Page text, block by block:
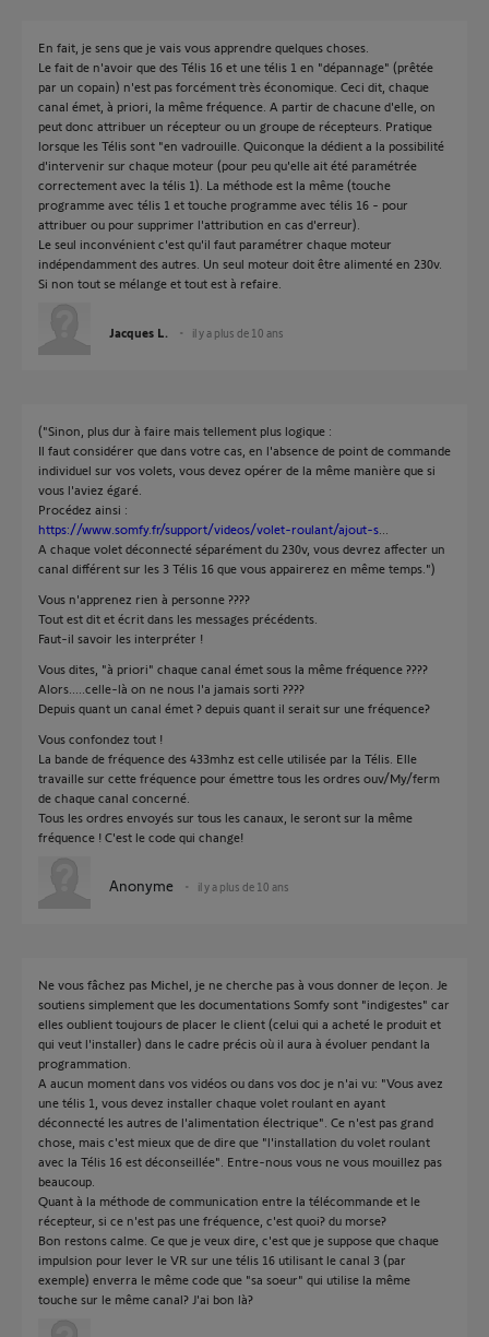
En fait, je sens que je vais vous apprendre quelques choses.
Le fait de n'avoir que des Télis 16 et une télis 1 en "dépannage" (prêtée
par un copain) n'est pas forcément très économique. Ceci dit, chaque
canal émet, à priori, la même fréquence. A partir de chacune d'elle, on
peut donc attribuer un récepteur ou un groupe de récepteurs. Pratique
lorsque les Télis sont "en vadrouille. Quiconque la dédient a la possibilité
d'intervenir sur chaque moteur (pour peu qu'elle ait été paramétrée
correctement avec la télis 1). La méthode est la même (touche
programme avec télis 1 et touche programme avec télis 16 - pour
attribuer ou pour supprimer l'attribution en cas d'erreur).
Le seul inconvénient c'est qu'il faut paramétrer chaque moteur
indépendamment des autres. Un seul moteur doit être alimenté en 230v.
Si non tout se mélange et tout est à refaire.
Jacques L. il y a plus de 10 ans
("Sinon, plus dur à faire mais tellement plus logique :
Il faut considérer que dans votre cas, en l'absence de point de commande
individuel sur vos volets, vous devez opérer de la même manière que si
vous l'aviez égaré.
Procédez ainsi :
https://www.somfy.fr/support/videos/volet-roulant/ajout-s
A chaque volet déconnecté séparément du 230v, vous devrez affecter un
canal différent sur les 3 Télis 16 que vous appairerez en même temps.")
Vous n'apprenez rien à personne ????
Tout est dit et écrit dans les messages précédents.
Faut-il savoir les interpréter !
Vous dites, "à priori" chaque canal émet sous la même fréquence ????
Alors.....celle-là on ne nous l'a jamais sorti ????
Depuis quant un canal émet ? depuis quant il serait sur une fréquence?
Vous confondez tout !
La bande de fréquence des 433mhz est celle utilisée par la Télis. Elle
travaille sur cette fréquence pour émettre tous les ordres ouv/My/ferm
de chaque canal concerné.
Tous les ordres envoyés sur tous les canaux, le seront sur la même
fréquence ! C'est le code qui change!
Anonyme il y a plus de 10 ans
Ne vous fâchez pas Michel, je ne cherche pas à vous donner de leçon. Je
soutiens simplement que les documentations Somfy sont "indigestes" car
elles oublient toujours de placer le client (celui qui a acheté le produit et
qui veut l'installer) dans le cadre précis où il aura à évoluer pendant la
programmation.
A aucun moment dans vos vidéos ou dans vos doc je n'ai vu: "Vous avez
une télis 1, vous devez installer chaque volet roulant en ayant
déconnecté les autres de l'alimentation électrique". Ce n'est pas grand
chose, mais c'est mieux que de dire que "l'installation du volet roulant
avec la Télis 16 est déconseillée". Entre-nous vous ne vous mouillez pas
beaucoup.
Quant à la méthode de communication entre la télécommande et le
récepteur, si ce n'est pas une fréquence, c'est quoi? du morse?
Bon restons calme. Ce que je veux dire, c'est que je suppose que chaque
impulsion pour lever le VR sur une télis 16 utilisant le canal 3 (par
exemple) enverra le même code que "sa soeur" qui utilise la même
touche sur le même canal? J'ai bon là?